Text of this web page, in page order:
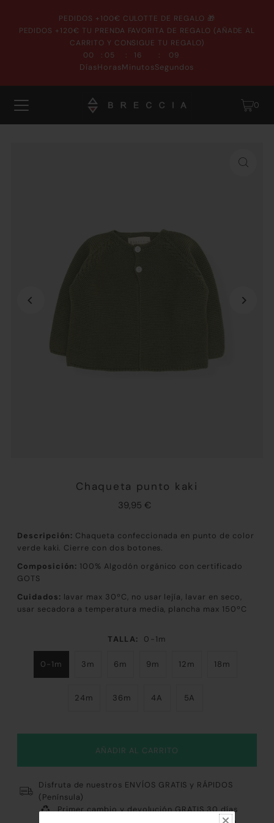
PEDIDOS +100€ CULOTTE DE REGALO 🎁
PEDIDOS +120€ TU PRENDA FAVORITA DE REGALO (AÑADE AL
CARRITO Y CONSIGUE TU REGALO)
00
Días
: 05
Horas
: 16
Minutos
: 08
Segundos
0
Chaqueta punto kaki
39,95 €
Descripción: Chaqueta confeccionada en punto de color
verde kaki. Cierre con dos botones.
Composición: 100% Algodón orgánico con certificado
GOTS
Cuidados: lavar max 30ºC, no usar lejía, lavar en seco,
usar secadora a temperatura media, plancha max 150ºC
TALLA: 0-1m
0-1m 3m 6m 9m 12m 18m
24m 36m 4A 5A
Disfruta de nuestros ENVÍOS GRATIS y RÁPIDOS
(Península)
Primer cambio y devolución GRATIS 30 días